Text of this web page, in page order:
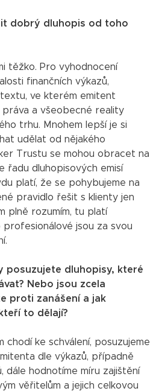
dobrý dluhopis od toho
těžko. Pro vyhodnocení
finančních výkazů,
ve kterém emitent
práva a všeobecné reality
trhu. Mnohem lepší je si
udělat od nějakého
Trustu se mohou obracet na
řadu dluhopisových emisí
platí, že se pohybujeme na
pravidlo řešit s klienty jen
plně rozumím, tu platí
profesionálové jsou za svou
posuzujete dluhopisy, které
Nebo jsou zcela
proti zanášení a jak
to dělají?
chodí ke schválení, posuzujeme
dle výkazů, případně
dále hodnotíme míru zajištění
věřitelům a jejich celkovou